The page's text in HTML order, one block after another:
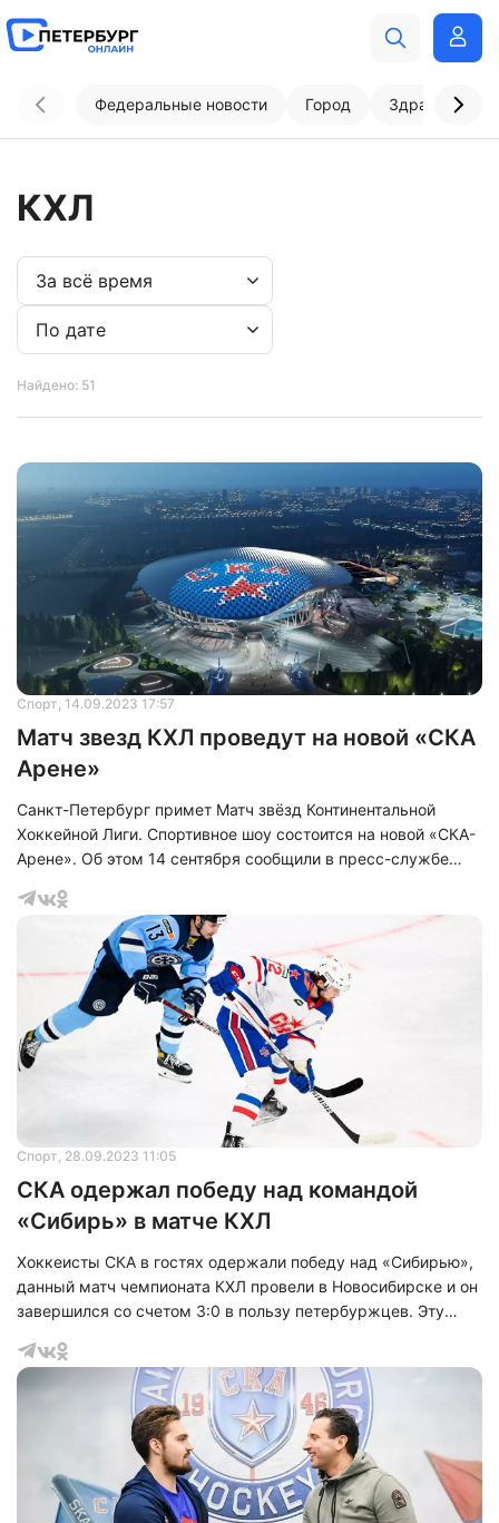
Федеральные новости Город
КХЛ
Найдено: 51
Спорт, 14.09.2023 17:57
Матч звезд КХЛ проведут на новой «СКА
Арене»
Санкт-Петербург примет Матч звёзд Континентальной
Хоккейной Лиги. Спортивное шоу состоится на новой «СКА-
Арене». Об этом 14 сентября сообщили в пресс-службе
Спорт, 28.09.2023 11:05
СКА одержал победу над командой
«Сибирь» в матче КХЛ
Хоккеисты СКА в гостях одержали победу над «Сибирью»,
данный матч чемпионата КХЛ провели в Новосибирске и он
завершился со счетом 3:0 в пользу петербуржцев. Эту
СКА.